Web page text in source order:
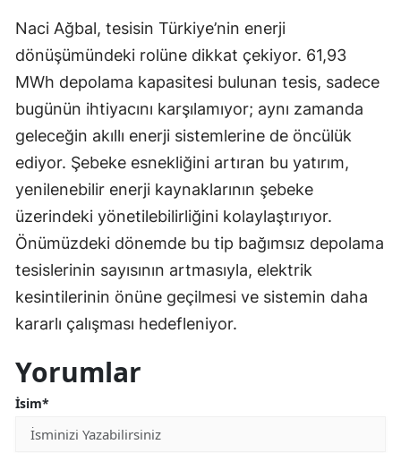
Naci Ağbal, tesisin Türkiye’nin enerji
dönüşümündeki rolüne dikkat çekiyor. 61,93
MWh depolama kapasitesi bulunan tesis, sadece
bugünün ihtiyacını karşılamıyor; aynı zamanda
geleceğin akıllı enerji sistemlerine de öncülük
ediyor. Şebeke esnekliğini artıran bu yatırım,
yenilenebilir enerji kaynaklarının şebeke
üzerindeki yönetilebilirliğini kolaylaştırıyor.
Önümüzdeki dönemde bu tip bağımsız depolama
tesislerinin sayısının artmasıyla, elektrik
kesintilerinin önüne geçilmesi ve sistemin daha
kararlı çalışması hedefleniyor.
Yorumlar
İsim*